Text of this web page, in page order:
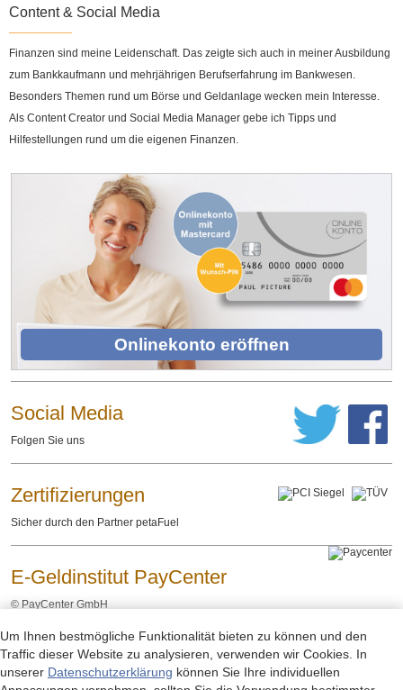
Content & Social Media
Finanzen sind meine Leidenschaft. Das zeigte sich auch in meiner Ausbildung
zum Bankkaufmann und mehrjährigen Berufserfahrung im Bankwesen.
Besonders Themen rund um Börse und Geldanlage wecken mein Interesse.
Als Content Creator und Social Media Manager gebe ich Tipps und
Hilfestellungen rund um die eigenen Finanzen.
Onlinekonto eröffnen
Social Media
Folgen Sie uns
Zertifizierungen
Sicher durch den Partner petaFuel
E-Geldinstitut PayCenter
© PayCenter GmbH
Impressum - Datenschutzerklärung - Rechtliche Hinweise
Um Ihnen bestmögliche Funktionalität bieten zu können und den
Traffic dieser Website zu analysieren, verwenden wir Cookies. In
unserer Datenschutzerklärung können Sie Ihre individuellen